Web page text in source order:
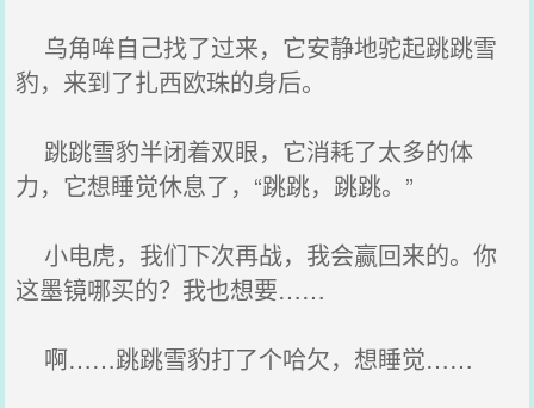
乌角哞自己找了过来，它安静地驼起跳跳雪
豹，来到了扎西欧珠的身后。
跳跳雪豹半闭着双眼，它消耗了太多的体
力，它想睡觉休息了，“跳跳，跳跳。”
小电虎，我们下次再战，我会赢回来的。你
这墨镜哪买的？我也想要……
啊……跳跳雪豹打了个哈欠，想睡觉……